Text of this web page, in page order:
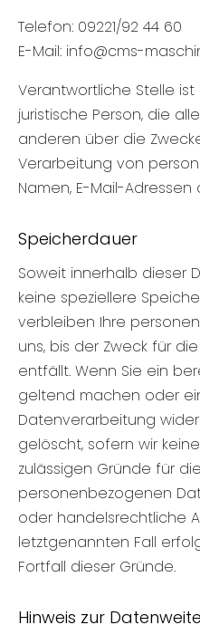
Telefon: 09221/92 44 60
E-Mail: info@cms-
Verantwortliche Stelle
juristische Person, die
anderen über die
Verarbeitung von
Namen, E-Mail-Adressen
Speicherdauer
Soweit innerhalb dieser
keine speziellere
verbleiben Ihre
uns, bis der Zweck für
entfällt. Wenn Sie ein
geltend machen oder
Datenverarbeitung
gelöscht, sofern wir
zulässigen Gründe für
personenbezogenen
oder handelsrechtliche
letztgenannten Fall
Fortfall dieser Gründe.
Hinweis zur